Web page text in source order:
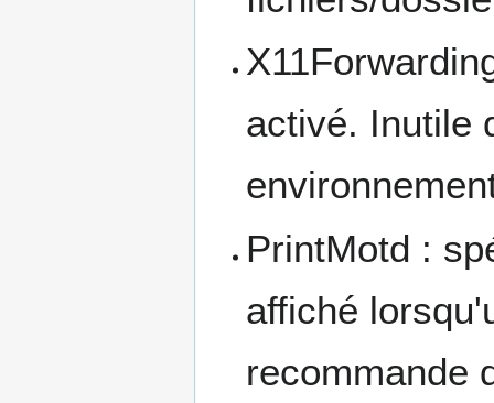
activé. Inutile
PrintMotd :
affiché
recommande